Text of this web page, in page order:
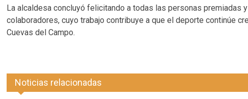
La alcaldesa concluyó felicitando a todas las personas premiadas
colaboradores, cuyo trabajo contribuye a que el deporte continúe
Cuevas del Campo.
Noticias relacionadas